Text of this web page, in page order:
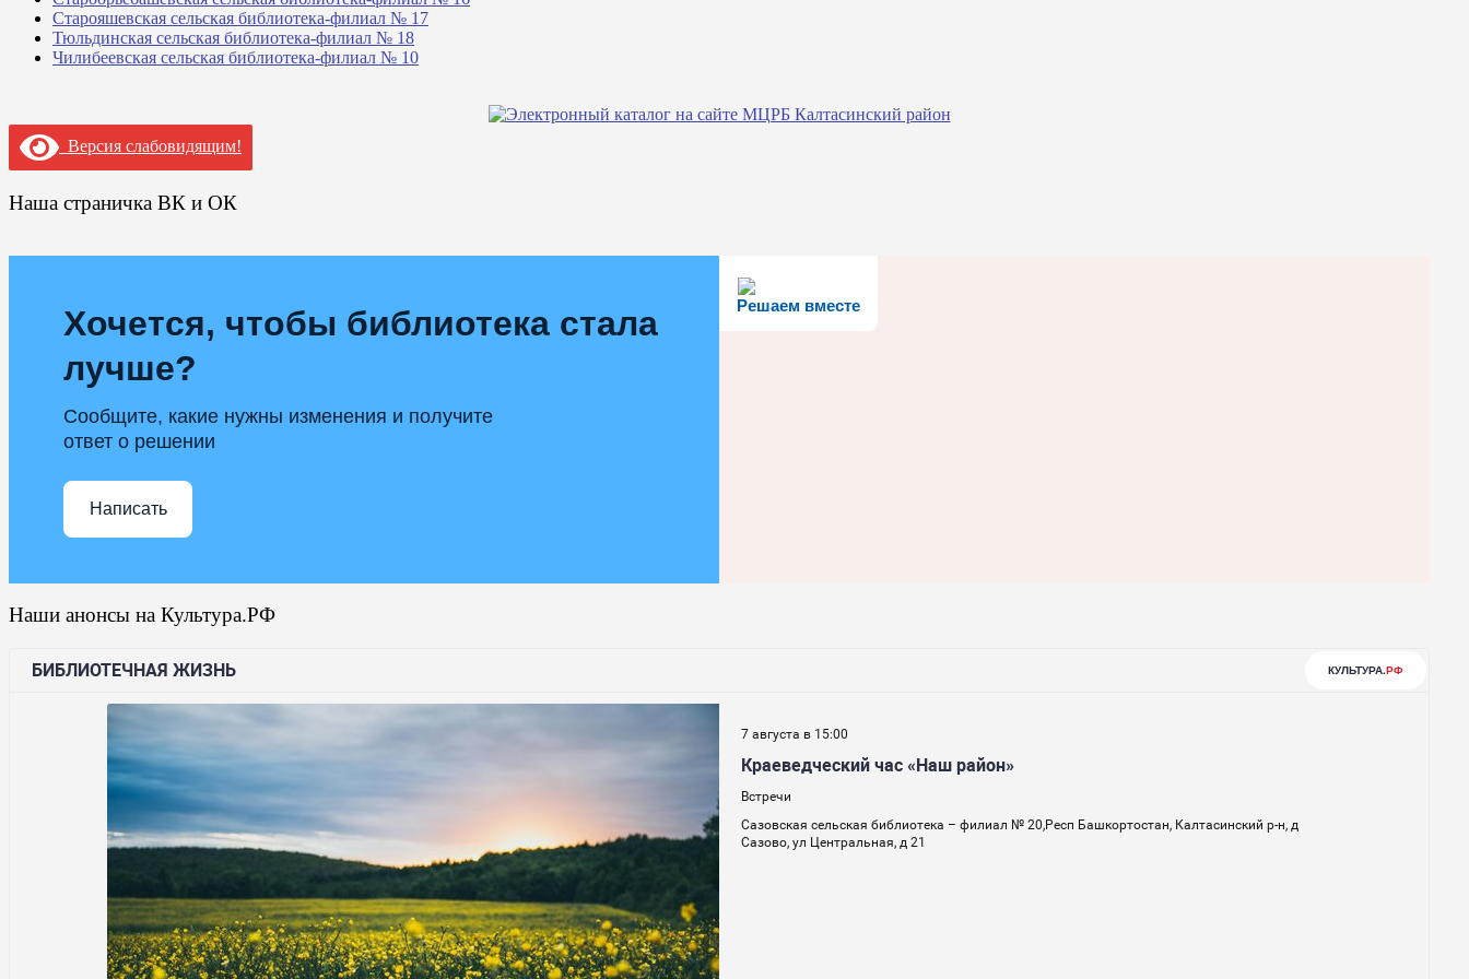
Старояшевская сельская библиотека-филиал № 17
Тюльдинская сельская библиотека-филиал № 18
Чилибеевская сельская библиотека-филиал № 10
Версия слабовидящим!
Наша страничка ВК и ОК
Решаем вместе
Хочется, чтобы библиотека стала
лучше?
Сообщите, какие нужны изменения и получите
ответ о решении
Написать
Наши анонсы на Культура.РФ